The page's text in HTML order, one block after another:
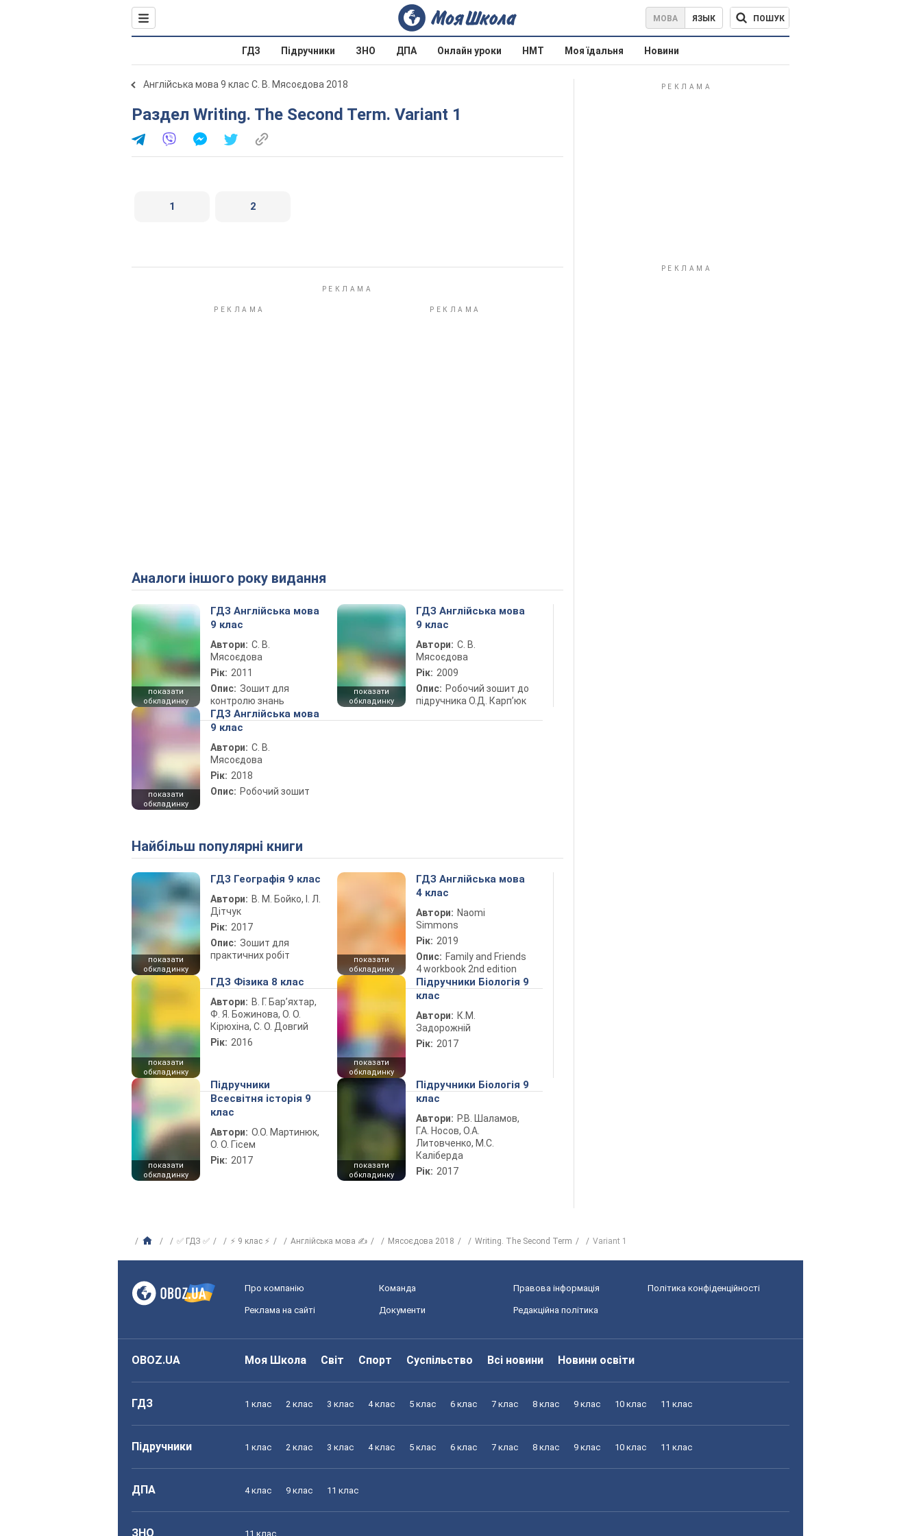
МОВА ЯЗЫК ПОШУК
ГДЗ Підручники ЗНО ДПА Онлайн уроки НМТ Моя їдальня Новини
Англійська мова 9 клас С. В. Мясоєдова 2018
Раздел Writing. The Second Term. Variant 1
1 2
Аналоги іншого року видання
показати
обкладинку
ГДЗ Англійська мова
9 клас
Автори: С. В.
Мясоєдова
Рік: 2011
Опис: Зошит для
контролю знань
показати
обкладинку
ГДЗ Англійська мова
9 клас
Автори: С. В.
Мясоєдова
Рік: 2009
Опис: Робочий зошит до
підручника О.Д. Карп’юк
показати
обкладинку
ГДЗ Англійська мова
9 клас
Автори: С. В.
Мясоєдова
Рік: 2018
Опис: Робочий зошит
Найбільш популярні книги
показати
обкладинку
ГДЗ Географія 9 клас
Автори: В. М. Бойко, І. Л.
Дітчук
Рік: 2017
Опис: Зошит для
практичних робіт
показати
обкладинку
ГДЗ Англійська мова
4 клас
Автори: Naomi
Simmons
Рік: 2019
Опис: Family and Friends
4 workbook 2nd edition
показати
обкладинку
ГДЗ Фізика 8 клас
Автори: В. Г. Бар’яхтар,
Ф. Я. Божинова, О. О.
Кірюхіна, С. О. Довгий
Рік: 2016
показати
обкладинку
Підручники Біологія 9
клас
Автори: К.М.
Задорожній
Рік: 2017
показати
обкладинку
Підручники
Всесвітня історія 9
клас
Автори: О.О. Мартинюк,
О. О. Гісем
Рік: 2017
показати
обкладинку
Підручники Біологія 9
клас
Автори: Р.В. Шаламов,
Г.А. Носов, О.А.
Литовченко, М.С.
Каліберда
Рік: 2017
✅ ГДЗ ✅ ⚡ 9 клас ⚡ Англійська мова ✍ Мясоєдова 2018 Writing. The Second Term Variant 1
Про компанію Команда Правова інформація Політика конфіденційності
Реклама на сайті Документи Редакційна політика
OBOZ.UA Моя Школа Світ Спорт Суспільство Всі новини Новини освіти
ГДЗ 1 клас 2 клас 3 клас 4 клас 5 клас 6 клас 7 клас 8 клас 9 клас 10 клас 11 клас
Підручники 1 клас 2 клас 3 клас 4 клас 5 клас 6 клас 7 клас 8 клас 9 клас 10 клас 11 клас
ДПА 4 клас 9 клас 11 клас
ЗНО 11 клас